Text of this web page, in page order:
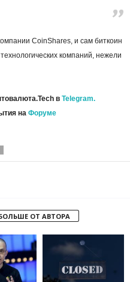
CoinShares, и сам биткоин
компаний, нежели
в Telegram.
на Форуме
ОТ АВТОРА